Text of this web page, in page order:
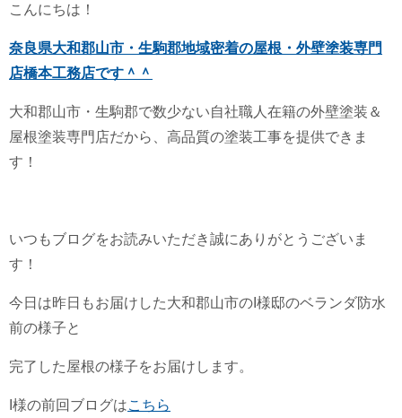
こんにちは！
奈良県大和郡山市・生駒郡地域密着の屋根・外壁塗装専門
店橋本工務店です＾＾
大和郡山市・生駒郡で数少ない自社職人在籍の外壁塗装＆
屋根塗装専門店だから、高品質の塗装工事を提供できま
す！
いつもブログをお読みいただき誠にありがとうございま
す！
今日は昨日もお届けした大和郡山市のI様邸のベランダ防水
前の様子と
完了した屋根の様子をお届けします。
I様の前回ブログはこちら